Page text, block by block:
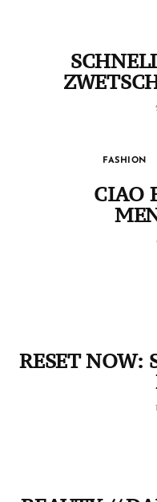
FASHION
CIAO
RESET